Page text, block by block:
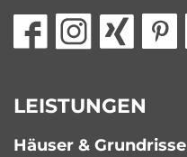
LEISTUNGEN
Häuser & Grundrisse